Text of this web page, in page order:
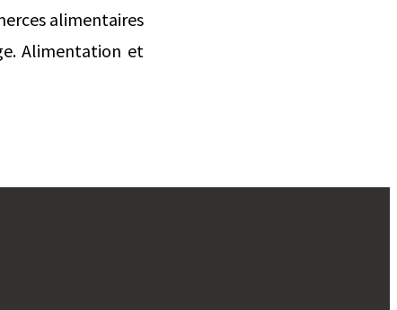
alimentaires
Alimentation et